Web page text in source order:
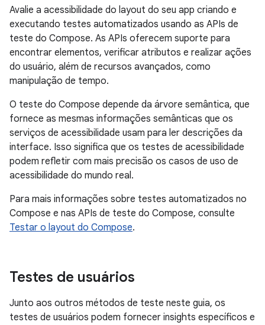
Avalie a acessibilidade do layout do seu app criando e
executando testes automatizados usando as APIs de
teste do Compose. As APIs oferecem suporte para
encontrar elementos, verificar atributos e realizar ações
do usuário, além de recursos avançados, como
manipulação de tempo.
O teste do Compose depende da árvore semântica, que
fornece as mesmas informações semânticas que os
serviços de acessibilidade usam para ler descrições da
interface. Isso significa que os testes de acessibilidade
podem refletir com mais precisão os casos de uso de
acessibilidade do mundo real.
Para mais informações sobre testes automatizados no
Compose e nas APIs de teste do Compose, consulte
Testar o layout do Compose.
Testes de usuários
Junto aos outros métodos de teste neste guia, os
testes de usuários podem fornecer insights específicos e